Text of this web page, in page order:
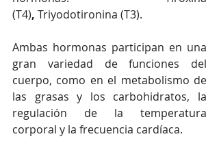
(T4), Triyodotironina (T3).
Ambas hormonas participan en una
gran variedad de funciones del
cuerpo, como en el metabolismo de
las grasas y los carbohidratos, la
regulación de la temperatura
corporal y la frecuencia cardíaca.